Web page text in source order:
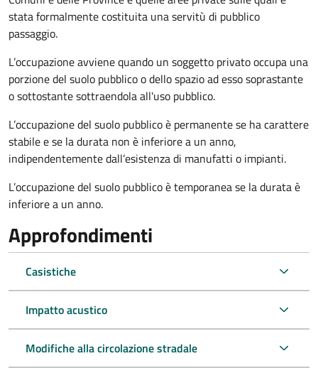
stata formalmente costituita una servitù di pubblico
passaggio.
L’occupazione avviene quando un soggetto privato occupa una
porzione del suolo pubblico o dello spazio ad esso soprastante
o sottostante sottraendola all'uso pubblico.
L’occupazione del suolo pubblico è permanente se ha carattere
stabile e se la durata non è inferiore a un anno,
indipendentemente dall’esistenza di manufatti o impianti.
L’occupazione del suolo pubblico è temporanea se la durata è
inferiore a un anno.
Approfondimenti
Casistiche
Impatto acustico
Modifiche alla circolazione stradale